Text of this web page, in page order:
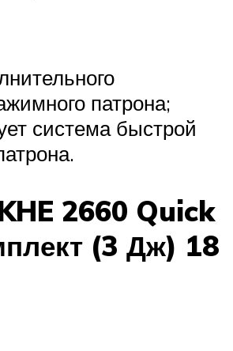
патрона;
система быстрой
2660 Quick
(3 Дж) 18